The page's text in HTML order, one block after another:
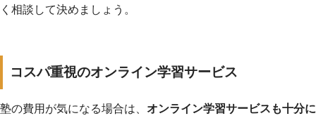
く相談して決めましょう。
コスパ重視のオンライン学習サービス
塾の費用が気になる場合は、 オンライン学習サービスも十分に